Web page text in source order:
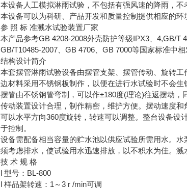
本设备人工模拟淋雨试验，不包括有强风速的降雨，
本设备可以为科研、产品开发和质量控制提供相应的环
参 照 标 准溅水试验装置厂家
本产品参考GB 4208-2008外壳防护等级IPX3、4,GB/T
GB/T10485-2007、GB 4706、GB 7000等国家标准中相
结构设计简介
本套摆管淋雨试验设备由摆管支架、摆管传动、旋转
边材料采用不锈钢板制作，以便在进行水试验时不会
摆管由不锈钢管弯制，可以作±180度(理论)往返摆动
传动装置设计合理，制作精密，维护方便。摆动速度
可以水平方向360度旋转，转速可以调整。整台设备设
于控制。
设备需配备相当容量的贮水池以供应试验所需用水。
须考虑排水，使试验用水迅速排放，以不积水为佳。溅
技 术 规 格
l 型号：BL-800
l 样品架转速：1～3 r /min可调